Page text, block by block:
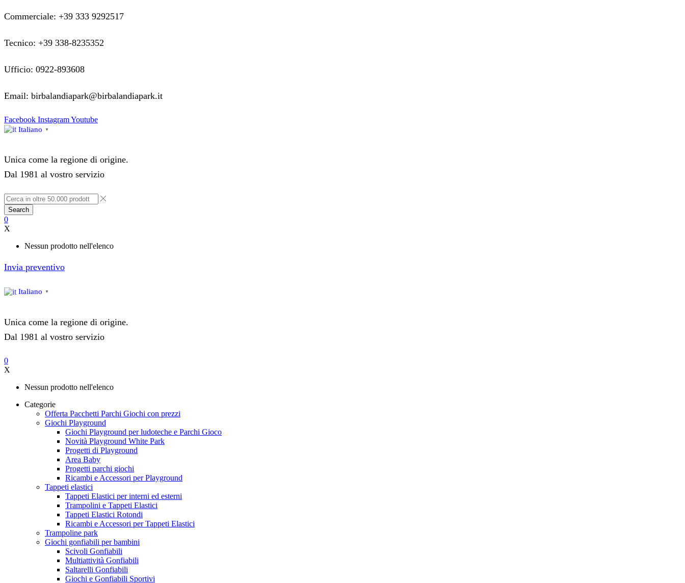
Commerciale: +39 333 9292517
Tecnico: +39 338-8235352
Ufficio: 0922-893608
Email: birbalandiapark@birbalandiapark.it
Facebook InstagramYoutube
Italiano ▼
Unica come la regione di origine.
Dal 1981 al vostro servizio
Search
0
X
Nessun prodotto nell'elenco
Invia preventivo
Italiano ▼
Unica come la regione di origine.
Dal 1981 al vostro servizio
0
X
Nessun prodotto nell'elenco
Categorie
Offerta Pacchetti Parchi Giochi con prezzi
Giochi Playground
Giochi Playground per ludoteche e Parchi Gioco
Novità Playground White Park
Progetti di Playground
Area Baby
Progetti parchi giochi
Ricambi e Accessori per Playground
Tappeti elastici
Tappeti Elastici per interni ed esterni
Trampolini e Tappeti Elastici
Tappeti Elastici Rotondi
Ricambi e Accessori per Tappeti Elastici
Trampoline park
Giochi gonfiabili per bambini
Scivoli Gonfiabili
Multiattività Gonfiabili
Saltarelli Gonfiabili
Giochi e Gonfiabili Sportivi